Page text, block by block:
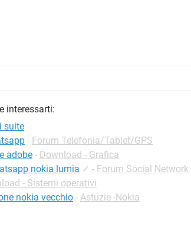
interessarti:
suite
- Forum Telefonia/Tablet/GPS
adobe - Download - Grafica
nokia lumia ✓ - Forum Social Network
- Sistemi operativi
nokia vecchio - Astuzie -Nokia